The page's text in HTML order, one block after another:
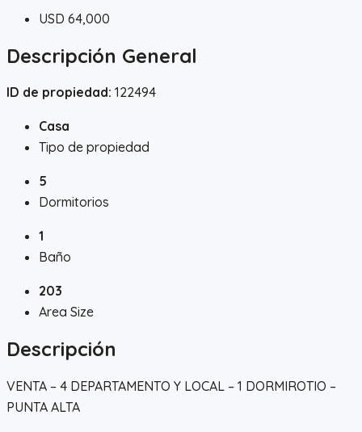
USD 64,000
Descripción General
ID de propiedad: 122494
Casa
Tipo de propiedad
5
Dormitorios
1
Baño
203
Area Size
Descripción
VENTA – 4 DEPARTAMENTO Y LOCAL – 1 DORMIROTIO –
PUNTA ALTA